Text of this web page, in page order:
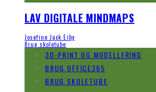
LAV DIGITALE MINDMAPS
Josefine Jack Eiby
Brug skoletube
3D-PRINT OG MODELLERING
BRUG OFFICE365
BRUG SKOLETUBE